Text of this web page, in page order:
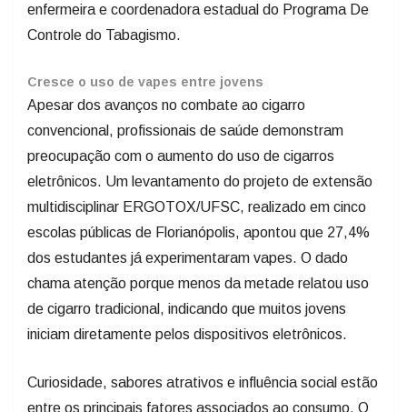
enfermeira e coordenadora estadual do Programa De
Controle do Tabagismo.
Cresce o uso de vapes entre jovens
Apesar dos avanços no combate ao cigarro
convencional, profissionais de saúde demonstram
preocupação com o aumento do uso de cigarros
eletrônicos. Um levantamento do projeto de extensão
multidisciplinar ERGOTOX/UFSC, realizado em cinco
escolas públicas de Florianópolis, apontou que 27,4%
dos estudantes já experimentaram vapes. O dado
chama atenção porque menos da metade relatou uso
de cigarro tradicional, indicando que muitos jovens
iniciam diretamente pelos dispositivos eletrônicos.
Curiosidade, sabores atrativos e influência social estão
entre os principais fatores associados ao consumo. O